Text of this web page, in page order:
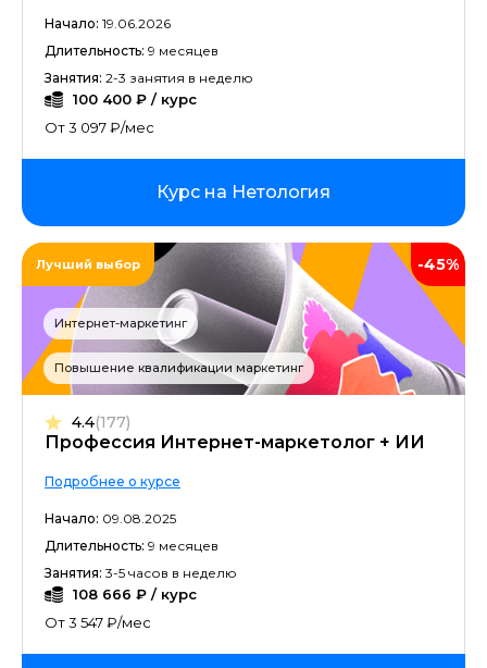
Начало: 19.06.2026
Длительность: 9 месяцев
Занятия: 2-3 занятия в неделю
100 400 ₽ / курс
От 3 097 ₽/мес
Курс на Нетология
Лучший выбор -45%
Интернет-маркетинг
Повышение квалификации маркетинг
Профессия Интернет-маркетолог + ИИ
4.4(177)
Подробнее о курсе
Начало: 09.08.2025
Длительность: 9 месяцев
Занятия: 3-5 часов в неделю
108 666 ₽ / курс
От 3 547 ₽/мес